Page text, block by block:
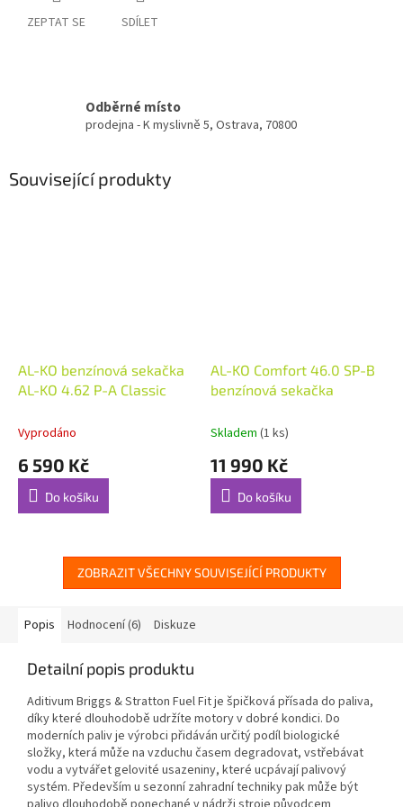
ZEPTAT SE SDÍLET
Odběrné místo
prodejna - K myslivně 5, Ostrava, 70800
Související produkty
AL-KO benzínová sekačka
AL-KO 4.62 P-A Classic
Vyprodáno
6 590 Kč
Do košíku
AL-KO Comfort 46.0 SP-B
benzínová sekačka
Skladem (1 ks)
11 990 Kč
Do košíku
ZOBRAZIT VŠECHNY SOUVISEJÍCÍ PRODUKTY
Popis Hodnocení (6) Diskuze
Detailní popis produktu
Aditivum Briggs & Stratton Fuel Fit je špičková přísada do paliva,
díky které dlouhodobě udržíte motory v dobré kondici. Do
moderních paliv je výrobci přidáván určitý podíl biologické
složky, která může na vzduchu časem degradovat, vstřebávat
vodu a vytvářet gelovité usazeniny, které ucpávají palivový
systém. Především u sezonní zahradní techniky pak může být